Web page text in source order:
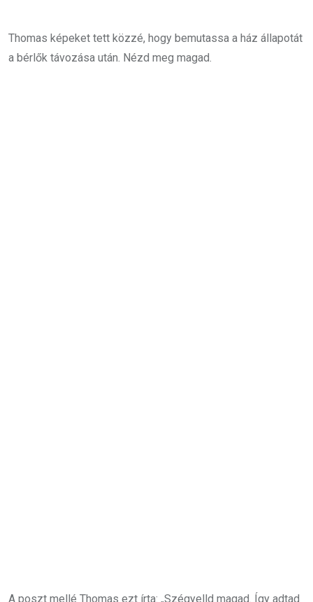
Thomas képeket tett közzé, hogy bemutassa a ház állapotát
a bérlők távozása után. Nézd meg magad.
A poszt mellé Thomas ezt írta: „Szégyelld magad. Így adtad